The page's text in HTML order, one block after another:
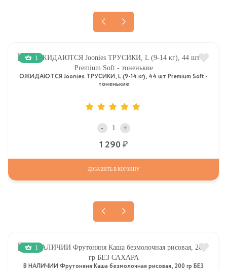
1
ОЖИДАЮТСЯ Joonies ТРУСИКИ, L (9-14 кг), 44 шт Premium Soft -
тоненькие
- +
1 290
ДОБАВИТЬ В КОРЗИНУ
1
В НАЛИЧИИ Фрутоняня Каша безмолочная рисовая, 200 гр БЕЗ